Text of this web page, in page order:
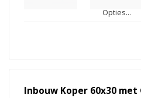
Opties...
Inbouw Koper 60x30 met